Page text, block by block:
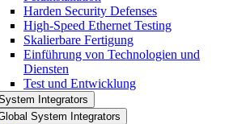
Harden Security Defenses
High-Speed Ethernet Testing
Skalierbare Fertigung
Einführung von Technologien und
Diensten
Test und Entwicklung
Integrators
System Integrators